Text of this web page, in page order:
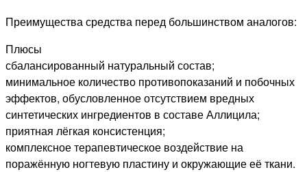
Преимущества средства перед большинством аналогов:
Плюсы
сбалансированный натуральный состав;
минимальное количество противопоказаний и побочных
эффектов, обусловленное отсутствием вредных
синтетических ингредиентов в составе Аллицила;
приятная лёгкая консистенция;
комплексное терапевтическое воздействие на
поражённую ногтевую пластину и окружающие её ткани.